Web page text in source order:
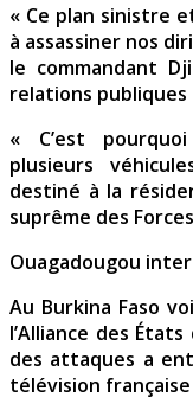
« Ce plan sinistre
à assassiner nos
le commandant
relations publiques
« C’est
plusieurs
destiné à la
suprême des
Ouagadougou
Au Burkina Faso
l’Alliance des
des attaques a
télévision française